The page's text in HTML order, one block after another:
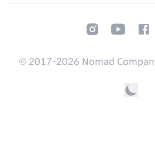
InstagramYoutube
© 2017-2026 Nomad